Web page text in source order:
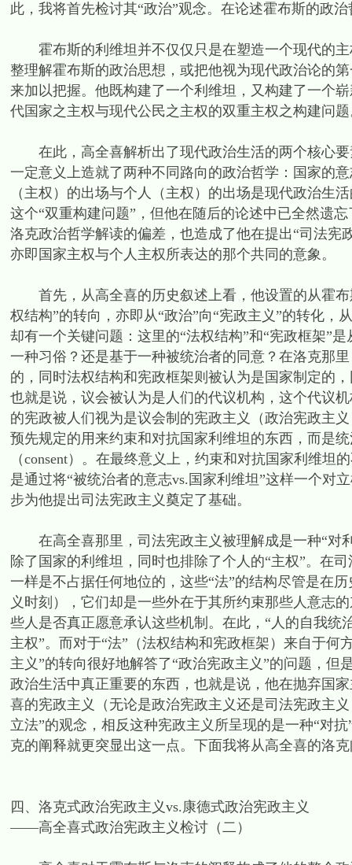
此，我将首先检讨其“政治”观念。在论述霍布斯的政
霍布斯的利维坦并不仅仅只是在塑造一个现代的主
整理解霍布斯的政治思想，或把他视为现代政治论的
来加以把握。他既构建了一个利维坦，又构建了一个
代国家之主权与现代公民之主权的双重主权之构建问题
在此，高全喜解析出了现代政治生活的两个核心要
一定意义上造就了两种不同路向的政治哲学：国家的
（主权）的出场与个人（主权）的出场是现代政治生
这个“双重构建问题”，但他在随后的论述中已全然遗
洛克政治哲学解读的偏差，也造成了他在提出“司法
亦即国家主权与个人主权所表达的那个共同的意象。
首先，从高全喜的历史叙述上看，他设置的从霍布
权结构”的转向，亦即从“政治”向“宪政主义”的转化，
却有一个关键问题：这里的“法权结构”和“宪政框架”
一种习俗？还是基于一种被统治者的同意？在洛克那
的，同时法权结构和宪政框架则被认为是国家制定的
也就是说，议会被认为是人们的代议机构，这个代议
的宪政被人们视为是议会制的宪政主义（政治宪政主
预先规定的用来约束和对抗国家利维坦的东西，而是
（consent）。在最终意义上，约束和对抗国家利维
是通过将“被统治者的意志vs.国家利维坦”这样一个对
步为他提出司法宪政主义奠定了基础。
在高全喜那里，司法宪政主义被理解成是一种“对
除了国家的利维坦，同时也排除了个人的“主权”。在
一样是不占据任何地位的，这些“法”的结构尽管是在
义时刻），它们却是一些外在于其所约束那些人意志
些人是否真正愿意承认这些机制。在此，“人的自我统
主权”。而对于“法”（法权结构和宪政框架）来自于何
主义”的转向很好地解答了“政治宪政主义”的问题，但
政治生活中真正重要的东西，也就是说，他在抛弃国
喜的宪政主义（无论是政治宪政主义还是司法宪政主
立法”的观念，相反这种宪政主义所呈现的是一种“对
克的阐释就更突显出这一点。下面我将从高全喜的洛
四、洛克式政治宪政主义vs.康德式政治宪政主义
——高全喜式政治宪政主义检讨（二）